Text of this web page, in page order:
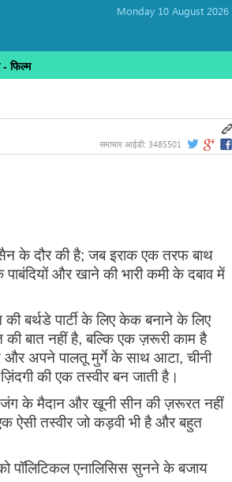
Monday 10 August 2026 ,
- फिल्म
समाचार आईडी: 3485501
के दौर की है; जब इराक एक तरफ बाथ
और खाने की भारी कमी के दबाव में
बर्थडे पार्टी के लिए केक बनाने के लिए
बात नहीं है, बल्कि एक ज़रूरी काम है
अपने पालतू मुर्गे के साथ आटा, चीनी
की एक तस्वीर बन जाती है।
जंग के मैदान और खूनी सीन की ज़रूरत नहीं
ऐसी तस्वीर जो कड़वी भी है और बहुत
पॉलिटिकल एनालिसिस सुनने के बजाय